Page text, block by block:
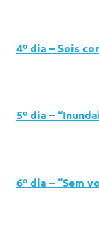
4º dia – Sois
5º dia –
6º dia – “Sem